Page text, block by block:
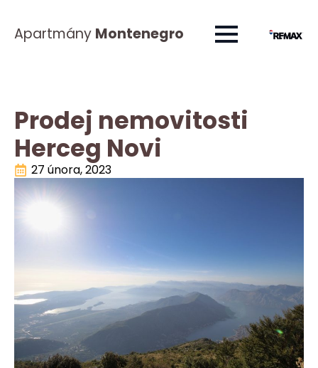
Apartmány Montenegro
Prodej nemovitosti
Herceg Novi
27 února, 2023